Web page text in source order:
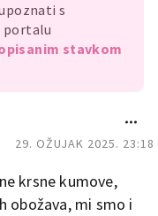
s
portalu
stavkom
29. OŽUJAK 2025. 23:18
krsne kumove,
obožava, mi smo i